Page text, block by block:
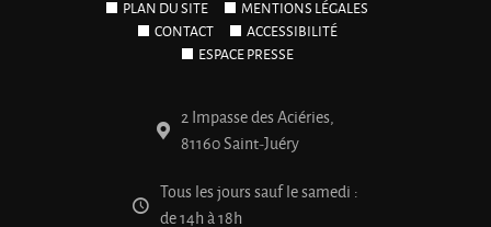
PLAN DU SITE
MENTIONS LÉGALES
CONTACT
ACCESSIBILITÉ
ESPACE PRESSE
2 Impasse des Aciéries,
81160 Saint-Juéry
Tous les jours sauf le samedi :
de 14h à 18h